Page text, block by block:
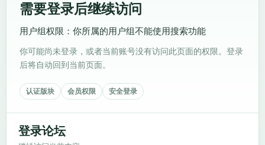
需要登录后继续访问
用户组权限：你所属的用户组不能使用搜索功能
你可能尚未登录，或者当前账号没有访问此页面的权限。登录
后将自动回到当前页面。
认证版块 会员权限 安全登录
登录论坛